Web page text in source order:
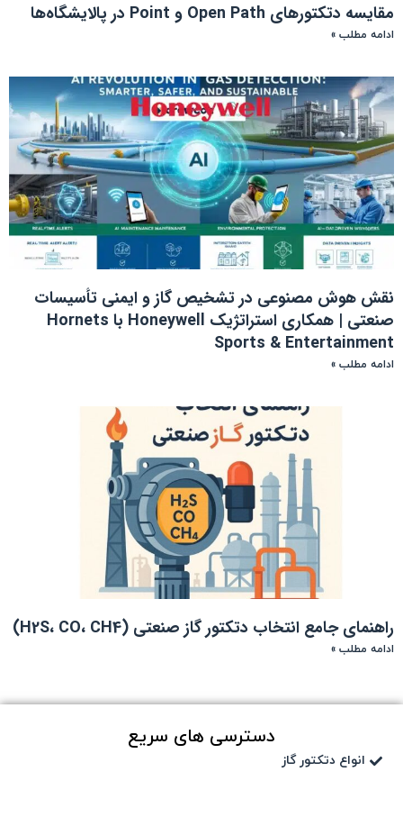
مقایسه دتکتورهای Open Path و Point در پالایشگاه‌ها
ادامه مطلب »
نقش هوش مصنوعی در تشخیص گاز و ایمنی تأسیسات
صنعتی | همکاری استراتژیک Honeywell با Hornets
Sports & Entertainment
ادامه مطلب »
راهنمای جامع انتخاب دتکتور گاز صنعتی (H2S، CO، CH4)
ادامه مطلب »
دسترسی های سریع
انواع دتکتور گاز